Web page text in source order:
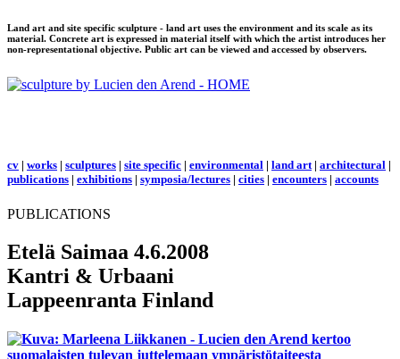
Land art and site specific sculpture - land art uses the environment and its scale as its
material. Concrete art is expressed in material itself with which the artist introduces her
non-representational objective. Public art can be viewed and accessed by observers.
cv | works | sculptures | site specific | environmental | land art| architectural |
publications | exhibitions | symposia/lectures | cities | encounters | accounts
PUBLICATIONS
Etelä Saimaa 4.6.2008
Kantri & Urbaani
Lappeenranta Finland